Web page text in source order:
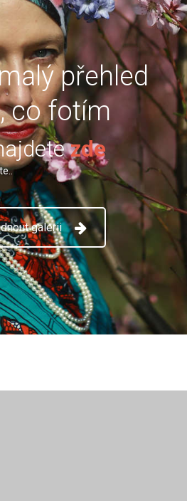
přehled
co fotím
zde
galerii